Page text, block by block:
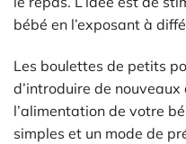
bébé en l’exposant à
Les boulettes de petits
d’introduire de
l’alimentation de votre
simples et un mode de